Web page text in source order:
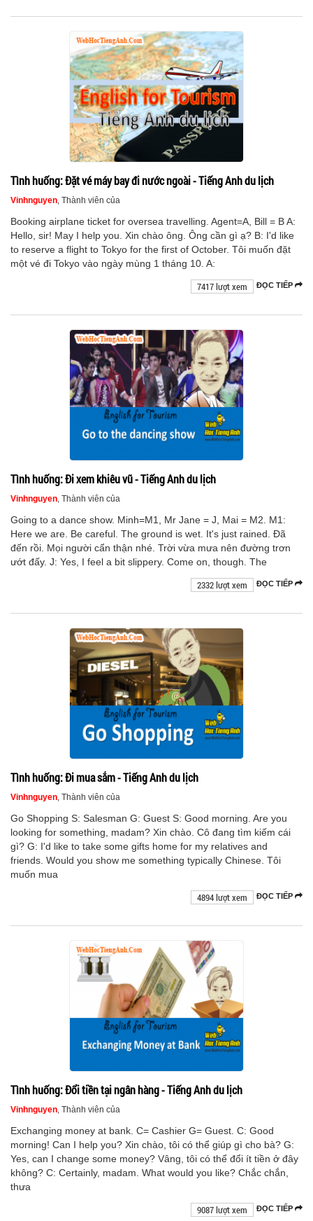
Tình huống: Đặt vé máy bay đi nước ngoài - Tiếng Anh du lịch
Vinhnguyen , Thành viên của
Booking airplane ticket for oversea travelling. Agent=A, Bill = B A:
Hello, sir! May I help you. Xin chào ông. Ông cần gì ạ? B: I'd like
to reserve a flight to Tokyo for the first of October. Tôi muốn đặt
một vé đi Tokyo vào ngày mùng 1 tháng 10. A:
ĐỌC TIẾP
7417 lượt xem
Tình huống: Đi xem khiêu vũ - Tiếng Anh du lịch
Vinhnguyen , Thành viên của
Going to a dance show. Minh=M1, Mr Jane = J, Mai = M2. M1:
Here we are. Be careful. The ground is wet. It's just rained. Đã
đến rồi. Mọi người cẩn thận nhé. Trời vừa mưa nên đường trơn
ướt đấy. J: Yes, I feel a bit slippery. Come on, though. The
ĐỌC TIẾP
2332 lượt xem
Tình huống: Đi mua sắm - Tiếng Anh du lịch
Vinhnguyen , Thành viên của
Go Shopping S: Salesman G: Guest S: Good morning. Are you
looking for something, madam? Xin chào. Cô đang tìm kiếm cái
gì? G: I'd like to take some gifts home for my relatives and
friends. Would you show me something typically Chinese. Tôi
muốn mua
ĐỌC TIẾP
4894 lượt xem
Tình huống: Đổi tiền tại ngân hàng - Tiếng Anh du lịch
Vinhnguyen , Thành viên của
Exchanging money at bank. C= Cashier G= Guest. C: Good
morning! Can I help you? Xin chào, tôi có thể giúp gì cho bà? G:
Yes, can I change some money? Vâng, tôi có thể đổi ít tiền ở đây
không? C: Certainly, madam. What would you like? Chắc chắn,
thưa
ĐỌC TIẾP
9087 lượt xem